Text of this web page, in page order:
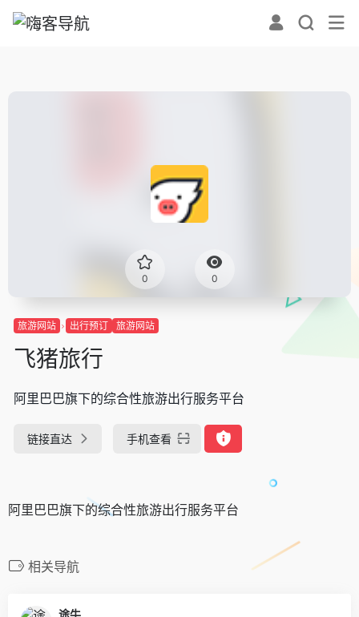
0 0
旅游网站 出行预订 旅游网站
飞猪旅行
阿里巴巴旗下的综合性旅游出行服务平台
链接直达 手机查看
阿里巴巴旗下的综合性旅游出行服务平台
相关导航